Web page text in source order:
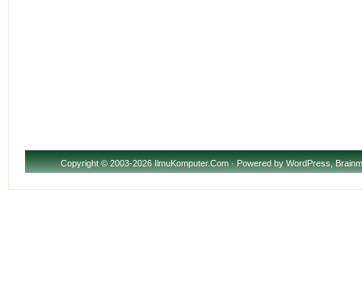
Copyright© 2003-2026 IlmuKomputer.Com · Powered byWordPress,